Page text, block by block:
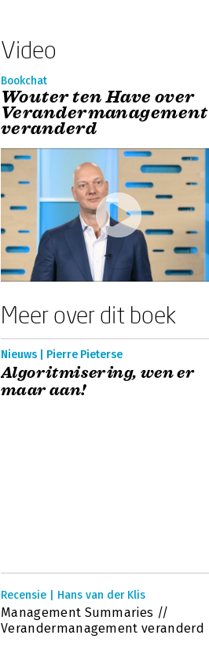
Video
Bookchat
Wouter ten Have over
Verandermanagement
veranderd
Meer over dit boek
Nieuws | Pierre Pieterse
Algoritmisering, wen er
maar aan!
Recensie | Hans van der Klis
Management Summaries //
Verandermanagement veranderd